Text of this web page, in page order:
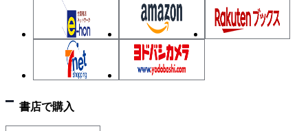
第1章 放射化学
第2章 診療画像機器学
第3章 診療画像検査学
第4章 核医学検査技術学
第6章 医用画像情報学
第7章 基礎医学大要
書店で購入